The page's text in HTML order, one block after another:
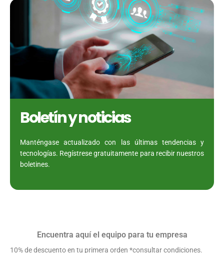
Boletín y noticias
Manténgase actualizado con las últimas tendencias y
tecnologías. Regístrese gratuitamente para recibir nuestros
boletines.
Encuentra aquí el equipo para tu empresa
10% de descuento en tu primera orden *consultar condiciones.